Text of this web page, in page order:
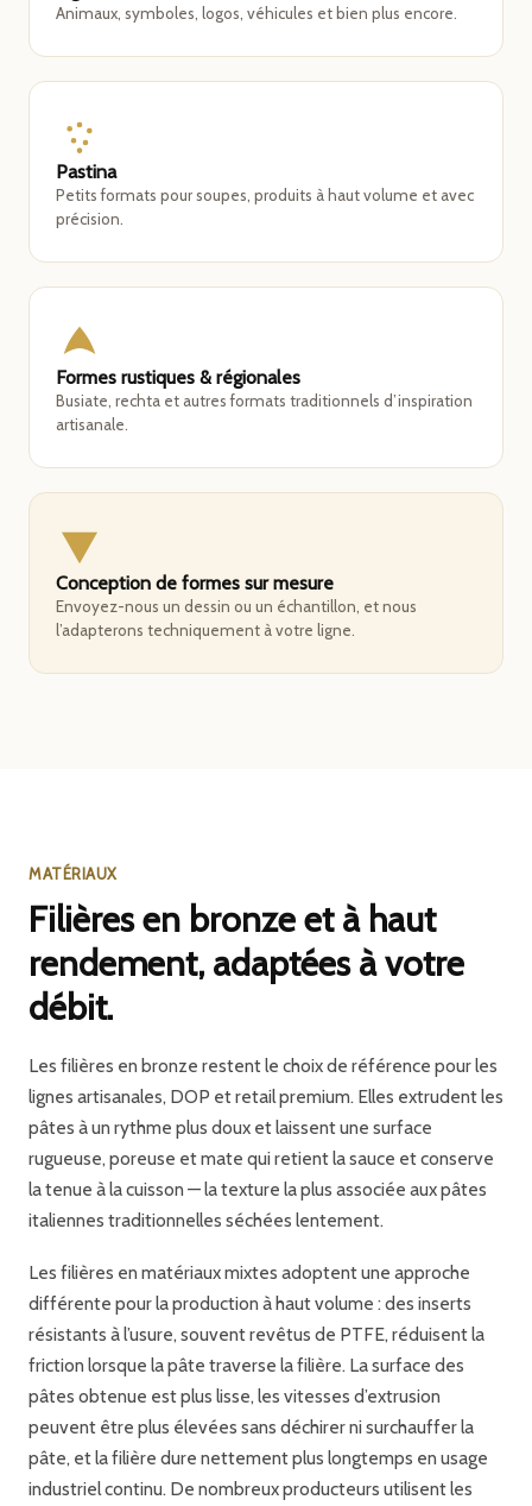
Animaux, symboles, logos, véhicules et bien plus encore.
Pastina
Petits formats pour soupes, produits à haut volume et avec
précision.
Formes rustiques & régionales
Busiate, rechta et autres formats traditionnels d’inspiration
artisanale.
Conception de formes sur mesure
Envoyez-nous un dessin ou un échantillon, et nous
l’adapterons techniquement à votre ligne.
MATÉRIAUX
Filières en bronze et à haut
rendement, adaptées à votre
débit.
Les filières en bronze restent le choix de référence pour les
lignes artisanales, DOP et retail premium. Elles extrudent les
pâtes à un rythme plus doux et laissent une surface
rugueuse, poreuse et mate qui retient la sauce et conserve
la tenue à la cuisson — la texture la plus associée aux pâtes
italiennes traditionnelles séchées lentement.
Les filières en matériaux mixtes adoptent une approche
différente pour la production à haut volume : des inserts
résistants à l’usure, souvent revêtus de PTFE, réduisent la
friction lorsque la pâte traverse la filière. La surface des
pâtes obtenue est plus lisse, les vitesses d’extrusion
peuvent être plus élevées sans déchirer ni surchauffer la
pâte, et la filière dure nettement plus longtemps en usage
industriel continu. De nombreux producteurs utilisent les